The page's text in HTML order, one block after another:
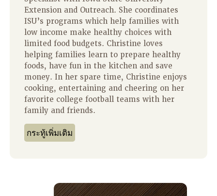
Extension and Outreach. She coordinates
ISU’s programs which help families with
low income make healthy choices with
limited food budgets. Christine loves
helping families learn to prepare healthy
foods, have fun in the kitchen and save
money. In her spare time, Christine enjoys
cooking, entertaining and cheering on her
favorite college football teams with her
family and friends.
กระทู้เพิ่มเติม